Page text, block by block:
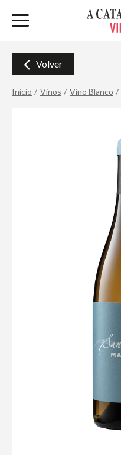
Inicio Vinos Vino Blanco
Volver